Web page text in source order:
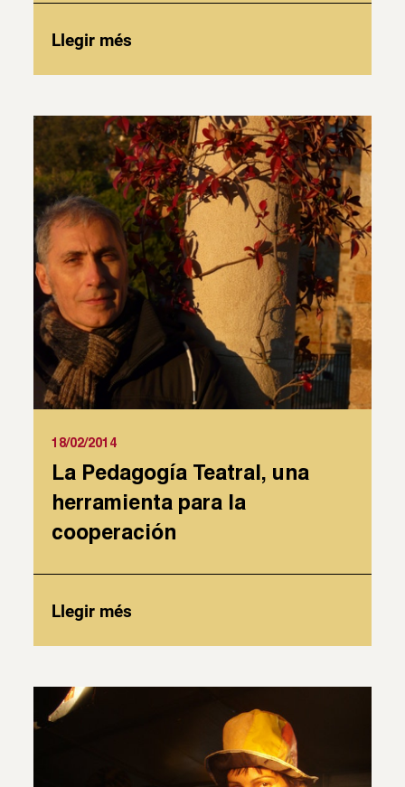
Llegir més
18/02/2014
La Pedagogía Teatral, una
herramienta para la
cooperación
Llegir més